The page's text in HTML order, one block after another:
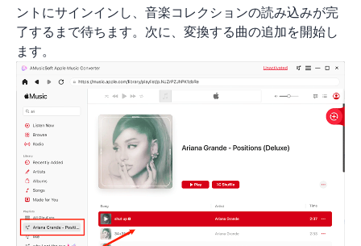
ントにサインインし、音楽コレクションの読み込みが完
了するまで待ちます。次に、変換する曲の追加を開始し
ます。